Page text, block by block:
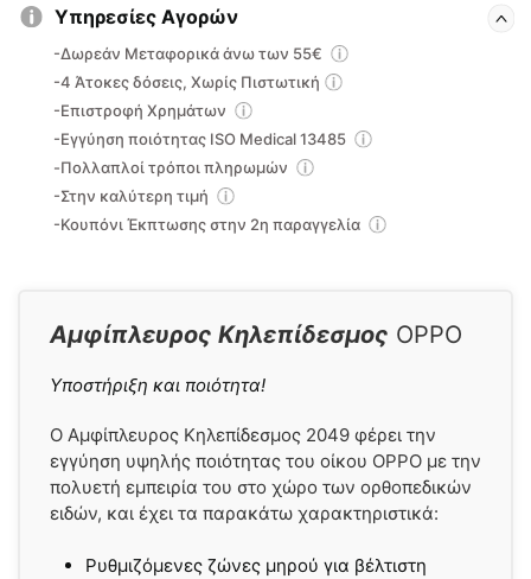
Αμφίπλευρος Κηλεπίδεσμος OPPO
Υποστήριξη και ποιότητα!
Ο Αμφίπλευρος Κηλεπίδεσμος 2049 φέρει την
εγγύηση υψηλής ποιότητας του οίκου OPPO με την
πολυετή εμπειρία του στο χώρο των ορθοπεδικών
ειδών, και έχει τα παρακάτω χαρακτηριστικά:
Ρυθμιζόμενες ζώνες μηρού για βέλτιστη
Υπηρεσίες Αγορών
-Δωρεάν Μεταφορικά άνω των 55€
-4 Άτοκες δόσεις, Χωρίς Πιστωτική
-Επιστροφή Χρημάτων
-Εγγύηση ποιότητας ISO Medical 13485
-Πολλαπλοί τρόποι πληρωμών
-Στην καλύτερη τιμή
-Κουπόνι Έκπτωσης στην 2η παραγγελία